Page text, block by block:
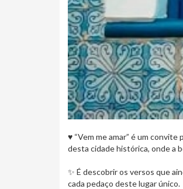
♥️ “Vem me amar” é um
desta cidade histórica, onde a
✨ É descobrir os versos que
cada pedaço deste lugar único.